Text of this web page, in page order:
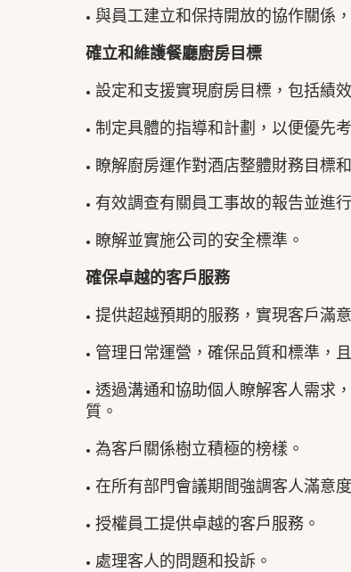
• 與員工建立和保持開放的協作關係
確立和維護餐廳廚房目標
• 設定和支援實現廚房目標，包括績
• 制定具體的指導和計劃，以便優先
• 瞭解廚房運作對酒店整體財務目標
• 有效調查有關員工事故的報告並進
• 瞭解並實施公司的安全標準。
確保卓越的客戶服務
• 提供超越預期的服務，實現客戶滿
• 管理日常運營，確保品質和標準，
• 透過溝通和協助個人瞭解客人需求
質。
• 為客戶關係樹立積極的榜樣。
• 在所有部門會議期間強調客人滿意
• 授權員工提供卓越的客戶服務。
• 處理客人的問題和投訴。